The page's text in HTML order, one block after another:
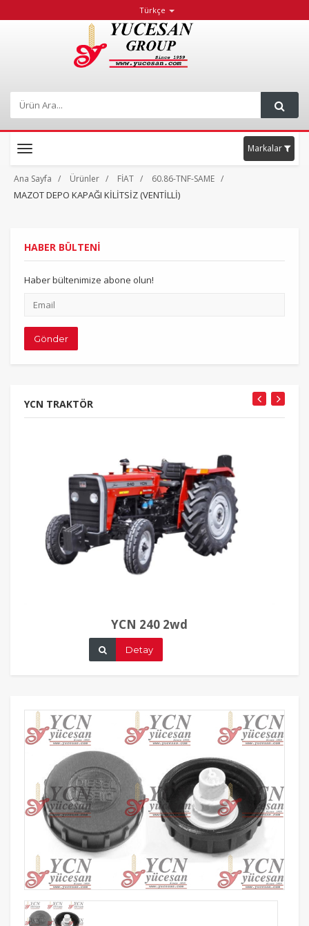
Türkçe
Toggle
Markalar
Ana Sayfa Ürünler FİAT 60.86-TNF-SAME
MAZOT DEPO KAPAĞI KİLİTSİZ (VENTİLLİ)
HABER BÜLTENİ
Haber bültenimize abone olun!
adresiniz
Gönder
YCN TRAKTÖR
YCN 240 2wd
Detay